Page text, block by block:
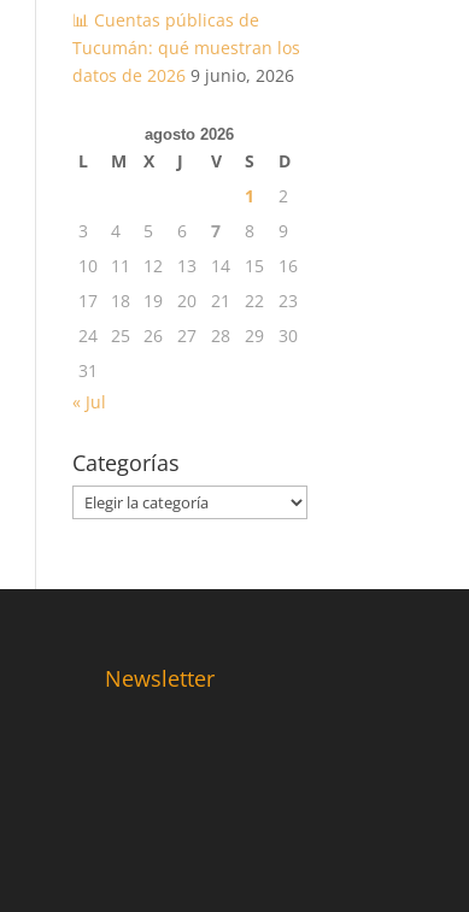
📊 Cuentas públicas de
Tucumán: qué muestran los
datos de 2026 9 junio, 2026
agosto 2026
L M X J V S
D
1
2
3
4 5 6 7 8
9
10
11 12 13 14 15
16
17
18 19 20 21 22
23
24 25 26 27 28 29
30
31
« Jul
Categorías
Categorías
Newsletter